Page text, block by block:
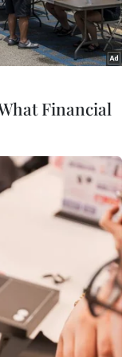
Delhi của Ấn Độ.
bao trùm thủ đô
không khí
với nồng độ bụi
Financial